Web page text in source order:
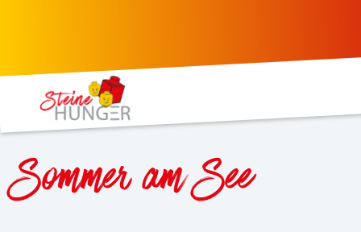
Sommer am See